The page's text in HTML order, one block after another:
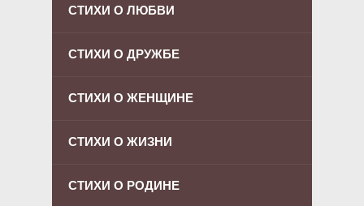
СТИХИ О ЛЮБВИ
СТИХИ О ДРУЖБЕ
СТИХИ О ЖЕНЩИНЕ
СТИХИ О ЖИЗНИ
СТИХИ О РОДИНЕ